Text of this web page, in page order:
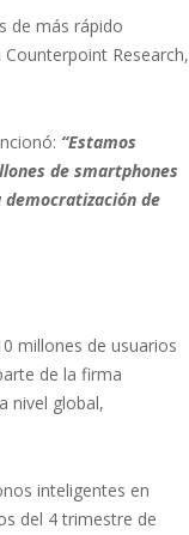
de más rápido
Research,
“Estamos
de smartphones
de
millones de usuarios
de la firma
nivel global,
inteligentes en
del 4 trimestre de